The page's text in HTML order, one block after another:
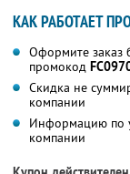
КАК РАБОТАЕТ
Оформите заказ
промокод
Скидка не
компании
Информацию по
компании